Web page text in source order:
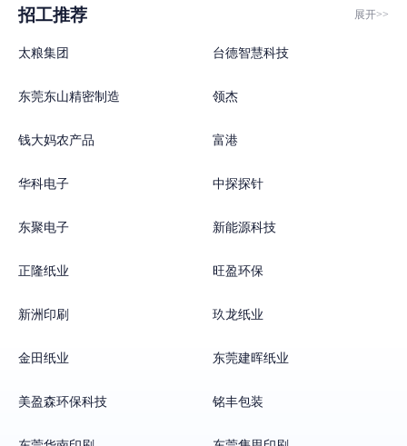
招工推荐 展开>>
太粮集团 台德智慧科技
东莞东山精密制造 领杰
钱大妈农产品 富港
华科电子 中探探针
东聚电子 新能源科技
正隆纸业 旺盈环保
新洲印刷 玖龙纸业
金田纸业 东莞建晖纸业
美盈森环保科技 铭丰包装